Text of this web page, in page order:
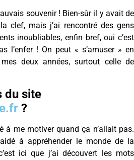
souvenir ! Bien-sûr il y avait de
clef, mais j’ai rencontré des gens
inoubliables, enfin bref, oui c’est
l’enfer ! On peut « s’amuser » en
deux années, surtout celle de
du site
?
à me motiver quand ça n’allait pas.
à appréhender le monde de la
ici que j’ai découvert les mots